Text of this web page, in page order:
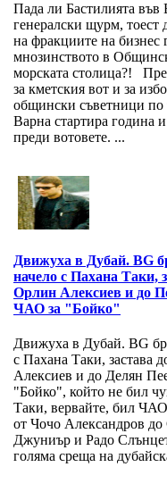
Пада ли Бастилията във
генералски щурм, тоест
на фракциите на бизнес
мнозинството в
морската столица?!
за кметския вот и за
общински съветници по
Варна стартира година
преди вотовете. ...
Движуха в Дубай. BG
начело с Пахана Таки,
Орлин Алексиев и до
ЧАО за "Бойко"
Движуха в Дубай. BG
с Пахана Таки, застава
Алексиев и до Делян
"Бойко", който не бил
Таки, вервайте, бил
от Чочо Александров до
Джуниър и Радо
голяма среща на